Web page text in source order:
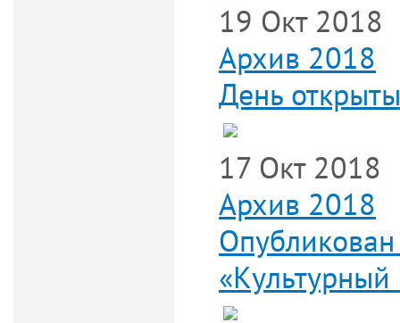
19 Окт 2018
Архив 2018
День
17 Окт 2018
Архив 2018
«Культурный